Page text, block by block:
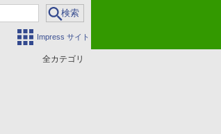
Impress サイト
全カテゴリ